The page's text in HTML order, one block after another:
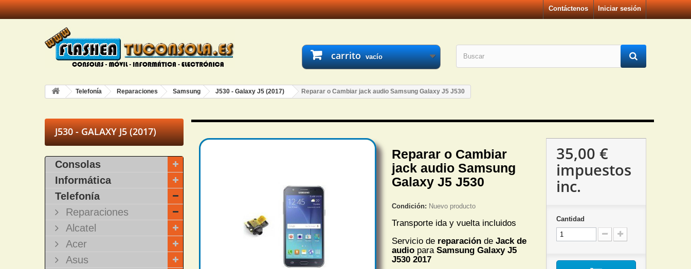
Iniciar sesión
Contáctenos
carrito vacío
Telefonía Reparaciones Samsung J530 - Galaxy J5 (2017) Reparar o Cambiar jack audio Samsung Galaxy J5 J530
J530 - GALAXY J5 (2017)
Consolas
Informática
Telefonía
Reparaciones
Alcatel
Acer
Asus
Reparar o Cambiar
jack audio Samsung
Galaxy J5 J530
Condición: Nuevo producto
Transporte ida y vuelta incluidos
Servicio de reparación de Jack de
audio para Samsung Galaxy J5
J530 2017
35,00 €
impuestos
inc.
Cantidad